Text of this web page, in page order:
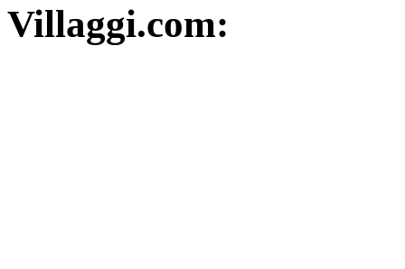
Villaggi.com: